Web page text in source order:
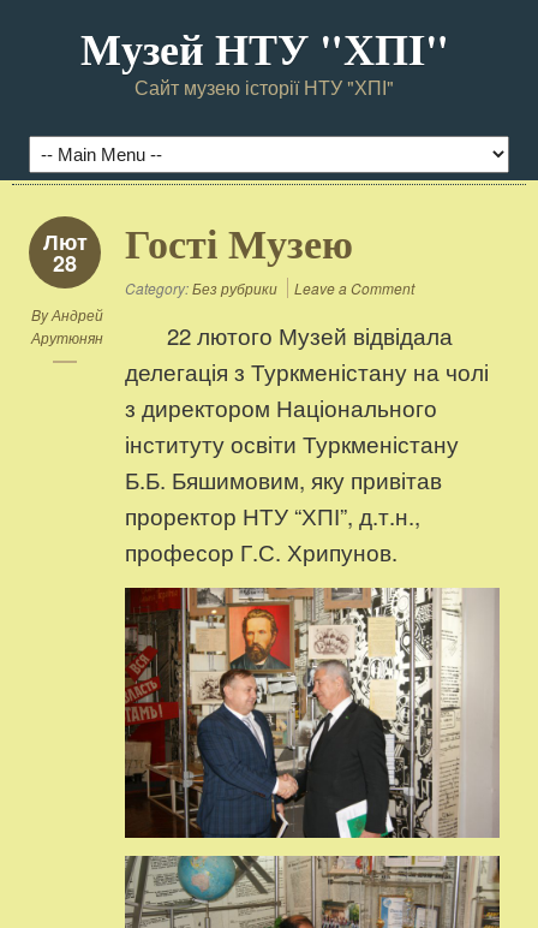
Музей НТУ "ХПI"
Сайт музею історії НТУ "ХПІ"
Лют
28
ByАндрей
Арутюнян
Гості Музею
Category:Без рубрики Leave a Comment
22 лютого Музей відвідала
делегація з Туркменістану на чолі
з директором Національного
інституту освіти Туркменістану
Б.Б. Бяшимовим, яку привітав
проректор НТУ “ХПІ”, д.т.н.,
професор Г.С. Хрипунов.